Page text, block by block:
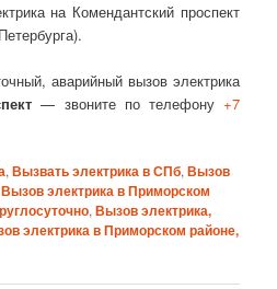
на Комендантский проспект
аварийный вызов электрика
— звоните по телефону +7
,Вызвать электрика в СПб,Вызов
Вызов электрика в Приморском
,Вызов электрика,
электрика в Приморском районе,